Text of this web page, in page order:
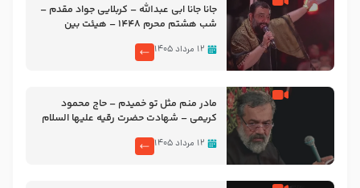
جانا جانا ابی عبدالله – کربلایی جواد مقدم –
شب هشتم محرم 1448 – هیئت بین
۱۲ مرداد ۱۴۰۵
مادر منم مثل تو خمیدم – حاج محمود
کریمی – شهادت حضرت رقیه علیها السلام
۱۲ مرداد ۱۴۰۵